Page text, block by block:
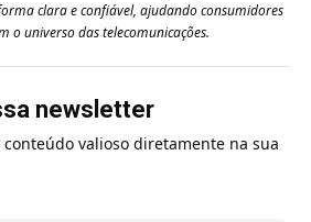
clara e confiável, ajudando consumidores
o universo das telecomunicações.
newsletter
valioso diretamente na sua